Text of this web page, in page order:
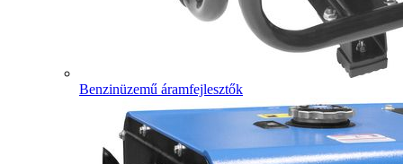
Benzinüzemű áramfejlesztők